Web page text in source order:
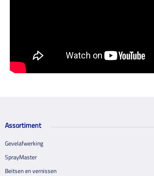
Assortiment
Gevelafwerking
SprayMaster
Beitsen en vernissen